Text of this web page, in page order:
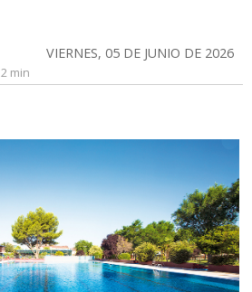
VIERNES, 05 DE JUNIO DE 2026
2 min